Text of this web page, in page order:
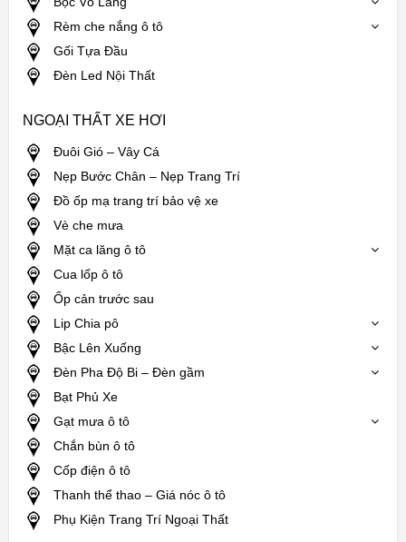
Rèm che nắng ô tô
Gối Tựa Đầu
Đèn Led Nội Thất
NGOẠI THẤT XE HƠI
Đuôi Gió – Vây Cá
Nẹp Bước Chân – Nẹp Trang Trí
Đồ ốp mạ trang trí bảo vệ xe
Vè che mưa
Mặt ca lăng ô tô
Cua lốp ô tô
Ốp cản trước sau
Lip Chia pô
Bậc Lên Xuống
Đèn Pha Độ Bi – Đèn gầm
Bạt Phủ Xe
Gạt mưa ô tô
Chắn bùn ô tô
Cốp điện ô tô
Thanh thể thao – Giá nóc ô tô
Phụ Kiện Trang Trí Ngoại Thất